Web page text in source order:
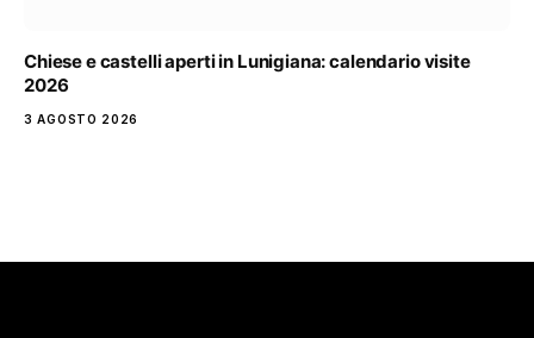
Chiese e castelli aperti in Lunigiana: calendario visite
2026
3 AGOSTO 2026